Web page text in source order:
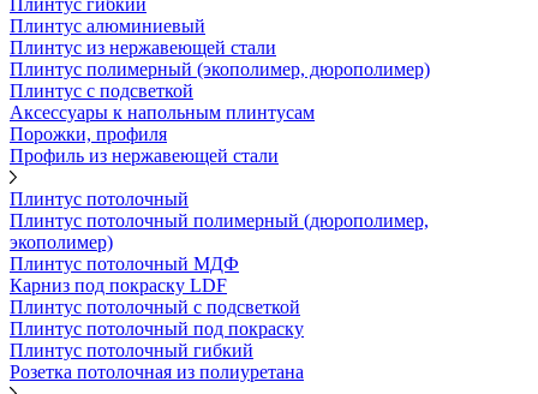
Плинтус гибкий
Плинтус алюминиевый
Плинтус из нержавеющей стали
Плинтус полимерный (экополимер, дюрополимер)
Плинтус с подсветкой
Аксессуары к напольным плинтусам
Порожки, профиля
Профиль из нержавеющей стали
Плинтус потолочный
Плинтус потолочный полимерный (дюрополимер,
экополимер)
Плинтус потолочный МДФ
Карниз под покраску LDF
Плинтус потолочный с подсветкой
Плинтус потолочный под покраску
Плинтус потолочный гибкий
Розетка потолочная из полиуретана